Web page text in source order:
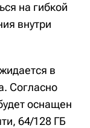
на гибкой
внутри
в
Согласно
оснащен
64/128 ГБ